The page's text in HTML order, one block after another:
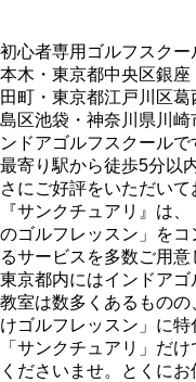
初心者専用ゴルフスク
本木・東京都中央区銀
田町・東京都江戸川区
島区池袋・神奈川県川
ンドアゴルフスクールで
最寄り駅から徒歩5分以
さにご好評をいただいて
『サンクチュアリ』は
のゴルフレッスン」を
るサービスを多数ご用意
東京都内にはインドア
教室は数多くあるもの
けゴルフレッスン」に
「サンクチュアリ」だ
くださいませ。とくに